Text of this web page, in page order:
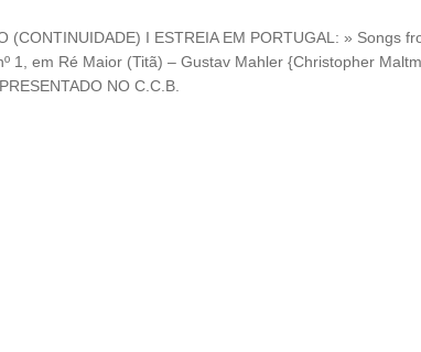
(CONTINUIDADE) I ESTREIA EM PORTUGAL: » Songs
1, em Ré Maior (Titã) – Gustav Mahler {Christopher
NO C.C.B.